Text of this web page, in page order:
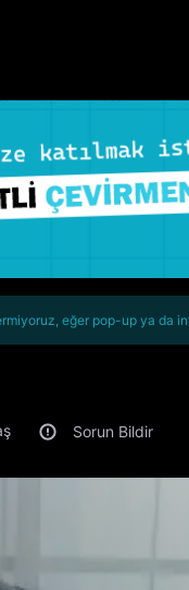
eğer pop-up ya da
Sorun Bildir